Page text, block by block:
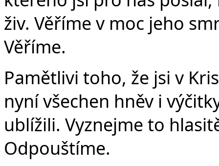
živ. Věříme v moc jeho
Věříme.
Pamětlivi toho, že jsi v
nyní všechen hněv i
ublížili. Vyznejme to
Odpouštíme.